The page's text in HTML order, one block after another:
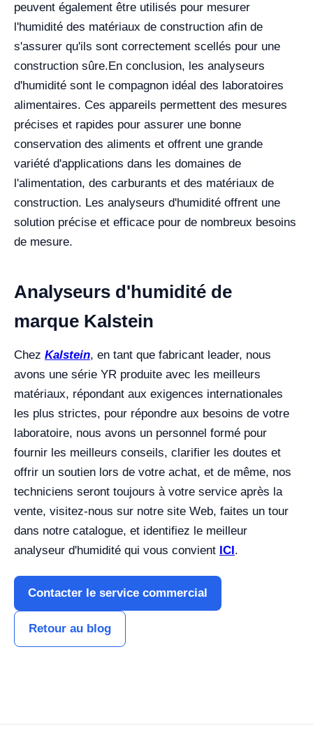
peuvent également être utilisés pour mesurer
l'humidité des matériaux de construction afin de
s'assurer qu'ils sont correctement scellés pour une
construction sûre. En conclusion, les analyseurs
d'humidité sont le compagnon idéal des laboratoires
alimentaires. Ces appareils permettent des mesures
précises et rapides pour assurer une bonne
conservation des aliments et offrent une grande
variété d'applications dans les domaines de
l'alimentation, des carburants et des matériaux de
construction. Les analyseurs d'humidité offrent une
solution précise et efficace pour de nombreux besoins
de mesure.
Analyseurs d'humidité de
marque Kalstein
Chez Kalstein, en tant que fabricant leader, nous
avons une série YR produite avec les meilleurs
matériaux, répondant aux exigences internationales
les plus strictes, pour répondre aux besoins de votre
laboratoire, nous avons un personnel formé pour
fournir les meilleurs conseils, clarifier les doutes et
offrir un soutien lors de votre achat, et de même, nos
techniciens seront toujours à votre service après la
vente, visitez-nous sur notre site Web, faites un tour
dans notre catalogue, et identifiez le meilleur
analyseur d'humidité qui vous convient ICI .
Contacter le service commercial
Retour au blog